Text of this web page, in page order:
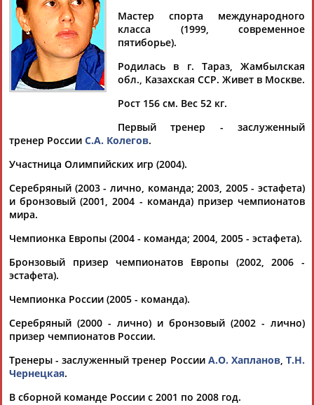
Аслаудин
АБАЕВ
Елена
АБАИМОВА
Мария
АБАКУМОВА
Юлия
АБАСОВА
АБАЧАРАЕВ
АБАШИДЗЕ
Флюра
АББАТЕ-
Татьяна
Акжана
Артур
Мастер спорта международного
класса (1999, современное
пятиборье).
Родилась в г. Тараз, Жамбылская
обл., Казахская ССР. Живет в Москве.
Рост 156 см. Вес 52 кг.
Первый тренер - заслуженный
тренер России С.А. Колегов.
Участница Олимпийских игр (2004).
Серебряный (2003 - лично, команда; 2003, 2005 - эстафета)
и бронзовый (2001, 2004 - команда) призер чемпионатов
мира.
Чемпионка Европы (2004 - команда; 2004, 2005 - эстафета).
Бронзовый призер чемпионатов Европы (2002, 2006 -
эстафета).
Чемпионка России (2005 - команда).
Серебряный (2000 - лично) и бронзовый (2002 - лично)
призер чемпионатов России.
Тренеры - заслуженный тренер России А.О. Хапланов,Т.Н.
Чернецкая.
В сборной команде России с 2001 по 2008 год.